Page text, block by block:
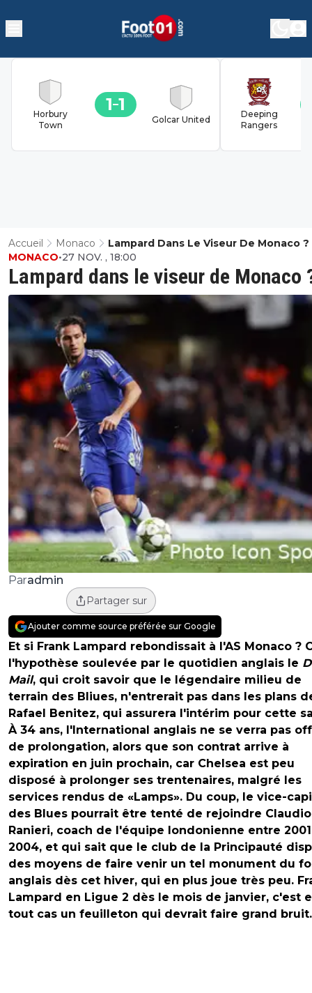
Horbury
Town
1 1
Golcar United
Deeping
Rangers
Accueil Monaco Lampard Dans Le Viseur De Monaco ?
Lampard dans le viseur de Monaco
MONACO•27 NOV. , 18:00
Paradmin
Partager sur
Ajouter comme source préférée sur Google
Et si Frank Lampard rebondissait à l'AS Monaco ?
l'hypothèse soulevée par le quotidien anglais le
Mail, qui croit savoir que le légendaire milieu de
terrain des Bliues, n'entrerait pas dans les plans
Rafael Benitez, qui assurera l'intérim pour cette
À 34 ans, l'International anglais ne se verra pas
de prolongation, alors que son contrat arrive à
expiration en juin prochain, car Chelsea est peu
disposé à prolonger ses trentenaires, malgré les
services rendus de «Lamps». Du coup, le vice-
des Blues pourrait être tenté de rejoindre Claudio
Ranieri, coach de l'équipe londonienne entre
2004, et qui sait que le club de la Principauté
des moyens de faire venir un tel monument du
anglais dès cet hiver, qui en plus joue très peu.
Lampard en Ligue 2 dès le mois de janvier, c'est
tout cas un feuilleton qui devrait faire grand bruit.